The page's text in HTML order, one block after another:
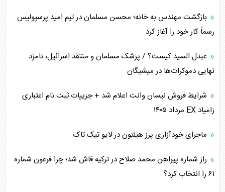
اهمیت راهبردی اردن برای آمریکا
پیام، ظرفیت بالفعل‌نشده تجارت ایران
همسویی عربستان با سنتکام علیه متحدان ایران
ترامپ و توهم خلع سلاح حماس
چرا کویت به دنبال شریک امنیتی جدید است؟
اعتراف غرب به قدرت ایران در تثبیت معادلات
خطای راهبردی ترامپ مقابل برزیل
بازگشت مهندس به خانه؛ محسن مسلمان در تیم امید پرسپولیس
رسماً کار خود را آغاز کرد
عبدل السید کیست؟ / پزشک مسلمان و منتقد اسرائیل، نامزد
نهایی دموکرات‌ها در میشیگان
شرایط فروش نیسان وانت اعلام شد + جزییات ثبت نام اعتباری
زامیاد EX مرداد ۱۴۰۵
ماجرای خودآزاری پرز هیلتون در لایو تیک تاک
راز شماره پیراهن محمد صلاح در ترکیه فاش شد؛ چرا فرعون شماره
۶۱ را انتخاب کرد؟